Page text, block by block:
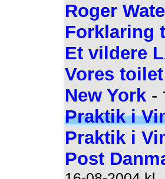
Roger
Forklaring
Et vildere
Vores toilet
New York -
Praktik i
Praktik i
Post